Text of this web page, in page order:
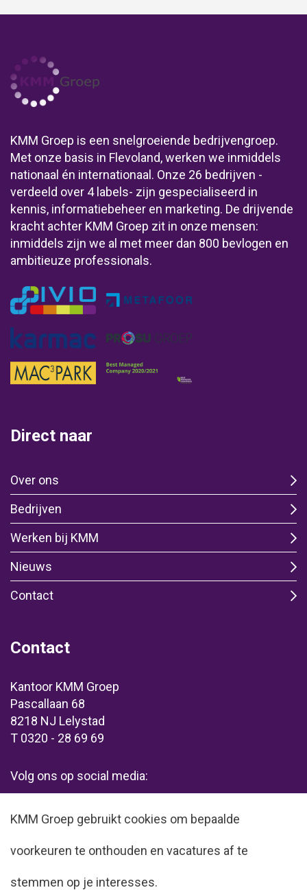
KMM Groep is een snelgroeiende bedrijvengroep.
Met onze basis in Flevoland, werken we inmiddels
nationaal én internationaal. Onze 26 bedrijven -
verdeeld over 4 labels- zijn gespecialiseerd in
kennis, informatiebeheer en marketing. De drijvende
kracht achter KMM Groep zit in onze mensen:
inmiddels zijn we al met meer dan 800 bevlogen en
ambitieuze professionals.
Direct naar
Over ons
Bedrijven
Werken bij KMM
Nieuws
Contact
Contact
Kantoor KMM Groep
Pascallaan 68
8218 NJ Lelystad
T 0320 - 28 69 69
Volg ons op social media:
KMM Groep gebruikt cookies om bepaalde
voorkeuren te onthouden en vacatures af te
stemmen op je interesses.